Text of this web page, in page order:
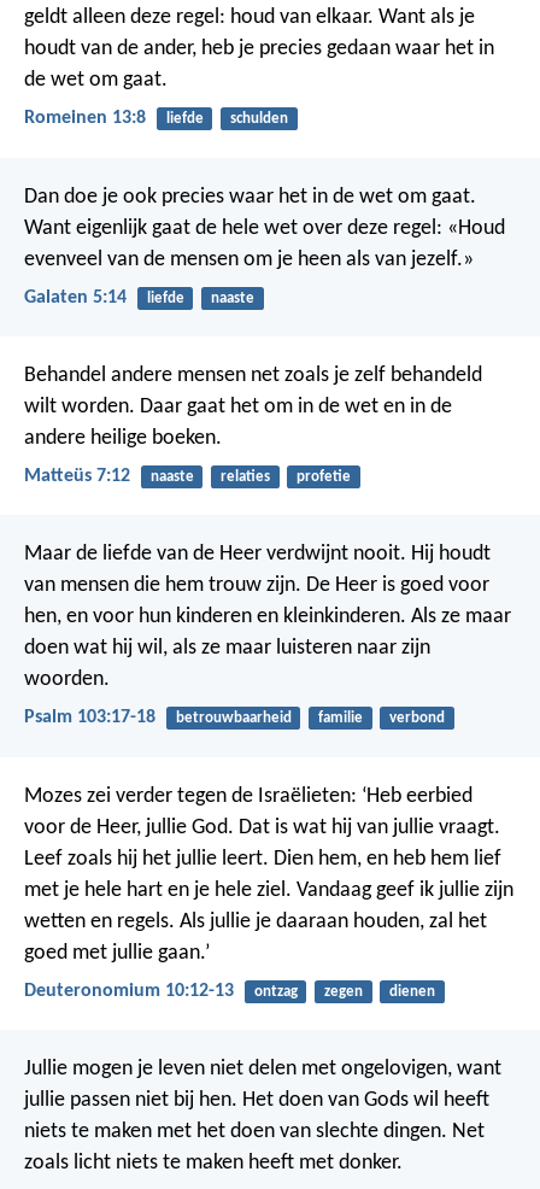
geldt alleen deze regel: houd van elkaar. Want als je
houdt van de ander, heb je precies gedaan waar het in
de wet om gaat.
Romeinen 13:8 liefde schulden
Dan doe je ook precies waar het in de wet om gaat.
Want eigenlijk gaat de hele wet over deze regel: «Houd
evenveel van de mensen om je heen als van jezelf.»
Galaten 5:14 liefde naaste
Behandel andere mensen net zoals je zelf behandeld
wilt worden. Daar gaat het om in de wet en in de
andere heilige boeken.
Matteüs 7:12 naaste relaties profetie
Maar de liefde van de Heer verdwijnt nooit. Hij houdt
van mensen die hem trouw zijn. De Heer is goed voor
hen, en voor hun kinderen en kleinkinderen. Als ze maar
doen wat hij wil, als ze maar luisteren naar zijn
woorden.
Psalm 103:17-18 betrouwbaarheid familie verbond
Mozes zei verder tegen de Israëlieten: ‘Heb eerbied
voor de Heer, jullie God. Dat is wat hij van jullie vraagt.
Leef zoals hij het jullie leert. Dien hem, en heb hem lief
met je hele hart en je hele ziel. Vandaag geef ik jullie zijn
wetten en regels. Als jullie je daaraan houden, zal het
goed met jullie gaan.’
Deuteronomium 10:12-13 ontzag zegen dienen
Jullie mogen je leven niet delen met ongelovigen, want
jullie passen niet bij hen. Het doen van Gods wil heeft
niets te maken met het doen van slechte dingen. Net
zoals licht niets te maken heeft met donker.